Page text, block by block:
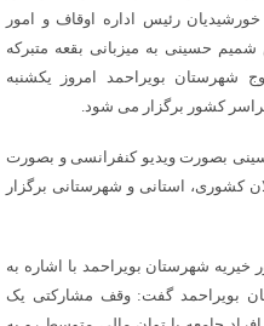
خورشیدیان رئیس اداره اوقاف و امور
حسینی به میزبانی بقعه متبرکه
شهرستان بویراحمد امروز یکشنبه
کشور برگزار می شود.
بصورت ویدیو کنفرانسی و بصورت
کشوری، استانی و شهرستانی برگزار
شهرستان بویراحمد با اشاره به
بویراحمد گفت: وقف مشارکتی یک